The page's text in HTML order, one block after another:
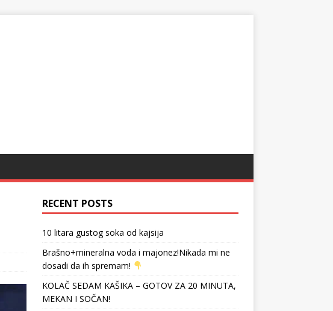
RECENT POSTS
10 litara gustog soka od kajsija
Brašno+mineralna voda i majonez!Nikada mi ne
dosadi da ih spremam!
KOLAČ SEDAM KAŠIKA – GOTOV ZA 20 MINUTA,
MEKAN I SOČAN!